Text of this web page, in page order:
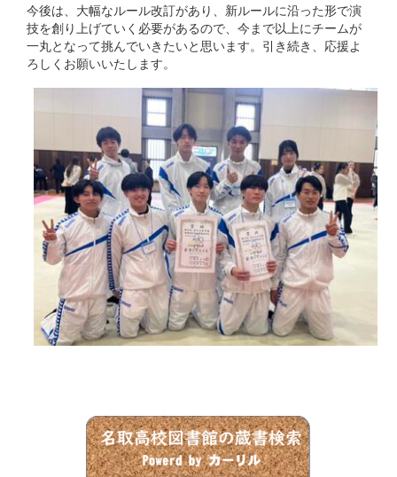
今後は、大幅なルール改訂があり、新ルールに沿った形で演
技を創り上げていく必要があるので、今まで以上にチームが
一丸となって挑んでいきたいと思います。引き続き、応援よ
ろしくお願いいたします。